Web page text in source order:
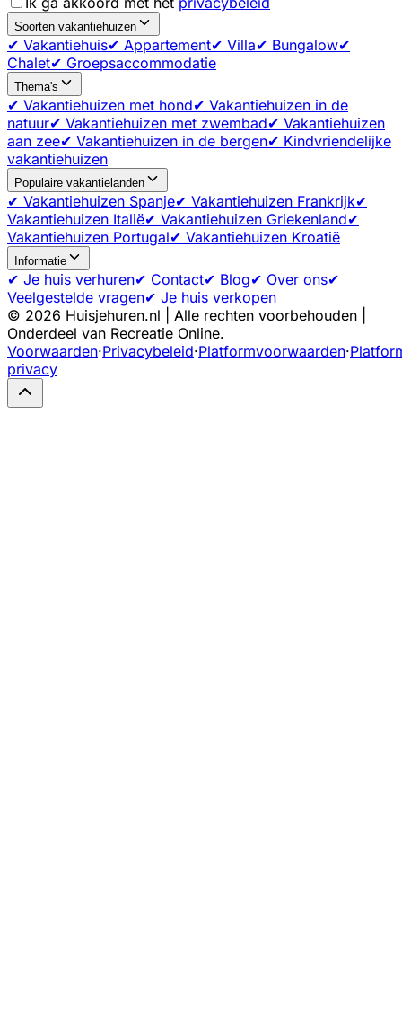
Soorten vakantiehuizen
✔ Vakantiehuis✔ Appartement✔ Villa✔ Bungalow✔
Chalet✔ Groepsaccommodatie
Thema's
✔ Vakantiehuizen met hond✔ Vakantiehuizen in de
natuur✔ Vakantiehuizen met zwembad✔ Vakantiehuizen
aan zee✔ Vakantiehuizen in de bergen✔ Kindvriendelijke
vakantiehuizen
Populaire vakantielanden
✔ Vakantiehuizen Spanje✔ Vakantiehuizen Frankrijk✔
Vakantiehuizen Italië✔ Vakantiehuizen Griekenland✔
Vakantiehuizen Portugal✔ Vakantiehuizen Kroatië
Informatie
✔ Je huis verhuren✔ Contact✔ Blog✔ Over ons✔
Veelgestelde vragen✔ Je huis verkopen
© 2026 Huisjehuren.nl | Alle rechten voorbehouden |
Onderdeel van Recreatie Online.
Voorwaarden·Privacybeleid·Platformvoorwaarden·
privacy